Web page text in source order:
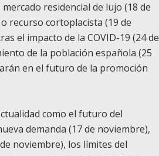
residencial de lujo (18 de
recurso cortoplacista (19 de
el impacto de la COVID-19 (24 de
de la población española (25
en el futuro de la promoción
como el futuro del
demanda (17 de noviembre),
noviembre), los límites del